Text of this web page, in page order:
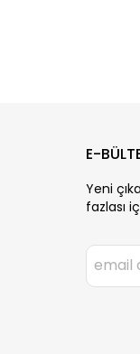
E-
Yeni
fazlası